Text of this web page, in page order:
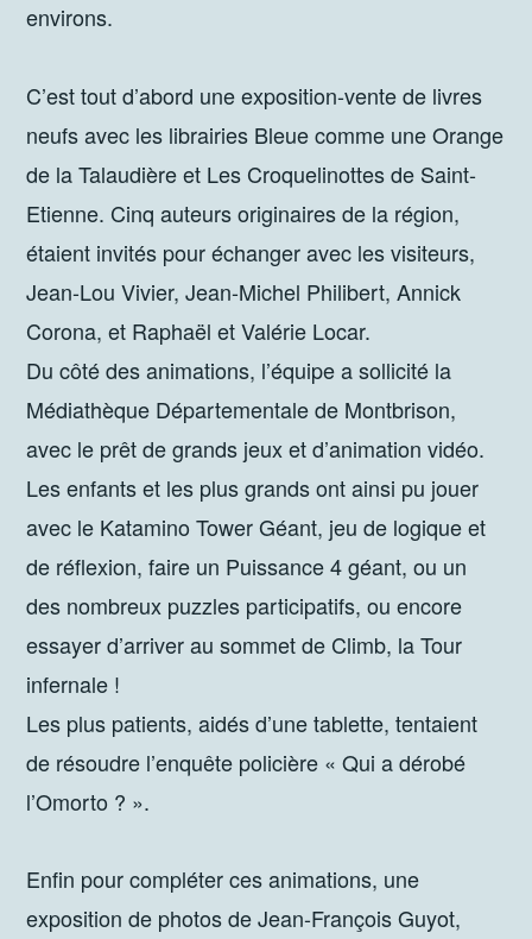
environs.
C’est tout d’abord une exposition-vente de livres
neufs avec les librairies Bleue comme une Orange
de la Talaudière et Les Croquelinottes de Saint-
Etienne. Cinq auteurs originaires de la région,
étaient invités pour échanger avec les visiteurs,
Jean-Lou Vivier, Jean-Michel Philibert, Annick
Corona, et Raphaël et Valérie Locar.
Du côté des animations, l’équipe a sollicité la
Médiathèque Départementale de Montbrison,
avec le prêt de grands jeux et d’animation vidéo.
Les enfants et les plus grands ont ainsi pu jouer
avec le Katamino Tower Géant, jeu de logique et
de réflexion, faire un Puissance 4 géant, ou un
des nombreux puzzles participatifs, ou encore
essayer d’arriver au sommet de Climb, la Tour
infernale !
Les plus patients, aidés d’une tablette, tentaient
de résoudre l’enquête policière « Qui a dérobé
l’Omorto ? ».
Enfin pour compléter ces animations, une
exposition de photos de Jean-François Guyot,